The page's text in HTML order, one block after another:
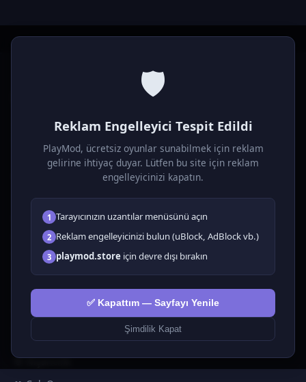
🛡️
Reklam Engelleyici Tespit Edildi
PlayMod, ücretsiz oyunlar sunabilmek için reklam
gelirine ihtiyaç duyar. Lütfen bu site için reklam
engelleyicinizi kapatın.
1 Tarayıcınızın uzantılar menüsünü açın
2 Reklam engelleyicinizi bulun (uBlock, AdBlock vb.)
3 playmod.store için devre dışı bırakın
✅ Kapattım — Sayfayı Yenile
Şimdilik Kapat
Ücretsiz online HTML5 oyunlar! Aksiyon, bulmaca, spor ve
Tüm Oyunlar
🗺️ Macera
🧩 Bulmacalar
🎮 Tıklayıcı
💅 Kızlar
🕹️ Arcade
🎮 Hypercasual
🎮 Erkekler
🎯 Nişancılık